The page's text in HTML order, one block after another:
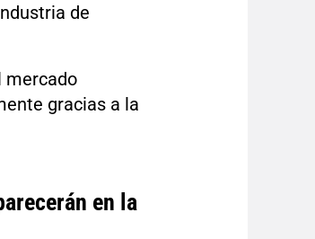
de
mercado
gracias a la
en la